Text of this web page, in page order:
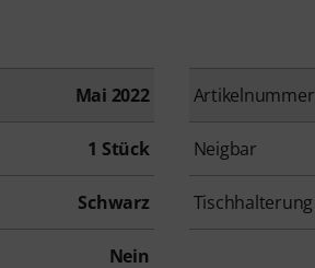
Mai 2022 Artikelnummer
1 Stück Neigbar
Schwarz Tischhalterung
Nein